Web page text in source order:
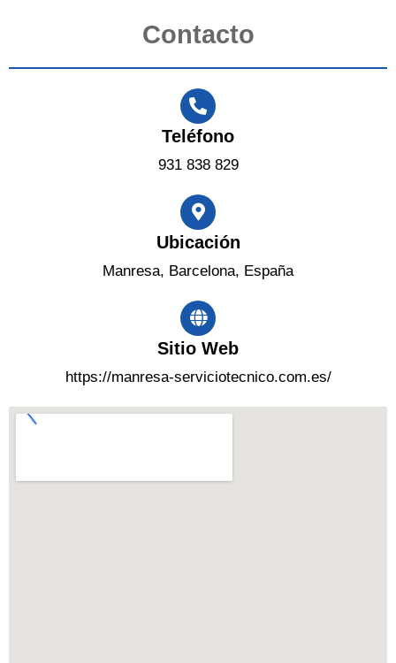
Contacto
Teléfono
931 838 829
Ubicación
Manresa, Barcelona, España
Sitio Web
https://manresa-serviciotecnico.com.es/